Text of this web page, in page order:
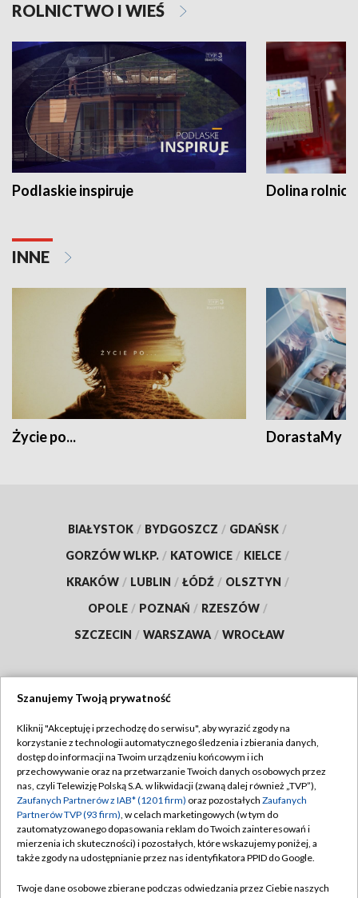
ROLNICTWO I WIEŚ
Podlaskie inspiruje Dolina
INNE
Życie po... DorastaMy
BIAŁYSTOK / BYDGOSZCZ / GDAŃSK /
GORZÓW WLKP. / KATOWICE / KIELCE /
KRAKÓW / LUBLIN / ŁÓDŹ / OLSZTYN /
OPOLE / POZNAŃ / RZESZÓW /
SZCZECIN / WARSZAWA / WROCŁAW
TVP
Abonament TVP
Emisja w TVP
Centrum informacji TVP
Naziemna Telewizja Cyfrowa
Regulamin TVP
Polityka prywatności
Moje zgody
Pomoc
Szanujemy Twoją prywatność
Kliknij "Akceptuję i przechodzę do serwisu", aby wyrazić zgody na
korzystanie z technologii automatycznego śledzenia i zbierania danych,
dostęp do informacji na Twoim urządzeniu końcowym i ich
przechowywanie oraz na przetwarzanie Twoich danych osobowych przez
nas, czyli Telewizję Polską S.A. w likwidacji (zwaną dalej również „TVP”),
Zaufanych Partnerów z IAB* (1201 firm) oraz pozostałych Zaufanych
Partnerów TVP (93 firm), w celach marketingowych (w tym do
zautomatyzowanego dopasowania reklam do Twoich zainteresowań i
mierzenia ich skuteczności) i pozostałych, które wskazujemy poniżej, a
także zgody na udostępnianie przez nas identyfikatora PPID do Google.
Twoje dane osobowe zbierane podczas odwiedzania przez Ciebie naszych